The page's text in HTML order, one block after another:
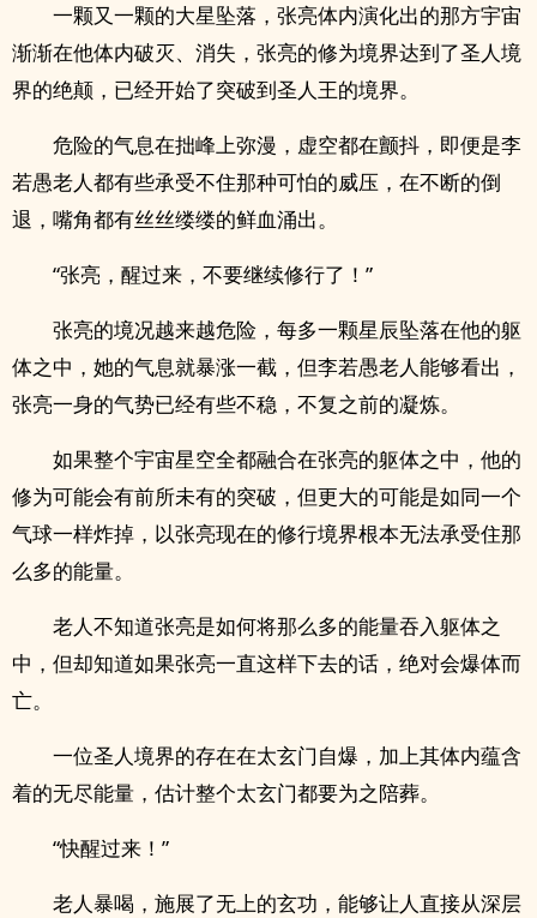
一颗又一颗的大星坠落，张亮体内演化出的那方宇宙
渐渐在他体内破灭、消失，张亮的修为境界达到了圣人境
界的绝颠，已经开始了突破到圣人王的境界。
危险的气息在拙峰上弥漫，虚空都在颤抖，即便是李
若愚老人都有些承受不住那种可怕的威压，在不断的倒
退，嘴角都有丝丝缕缕的鲜血涌出。
“张亮，醒过来，不要继续修行了！”
张亮的境况越来越危险，每多一颗星辰坠落在他的躯
体之中，她的气息就暴涨一截，但李若愚老人能够看出，
张亮一身的气势已经有些不稳，不复之前的凝炼。
如果整个宇宙星空全都融合在张亮的躯体之中，他的
修为可能会有前所未有的突破，但更大的可能是如同一个
气球一样炸掉，以张亮现在的修行境界根本无法承受住那
么多的能量。
老人不知道张亮是如何将那么多的能量吞入躯体之
中，但却知道如果张亮一直这样下去的话，绝对会爆体而
亡。
一位圣人境界的存在在太玄门自爆，加上其体内蕴含
着的无尽能量，估计整个太玄门都要为之陪葬。
“快醒过来！”
老人暴喝，施展了无上的玄功，能够让人直接从深层